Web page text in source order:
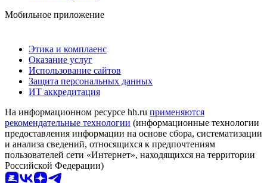
Мобильное приложение
Этика и комплаенс
Оказание услуг
Использование сайтов
Защита персональных данных
ИТ аккредитация
На информационном ресурсе hh.ru применяются
рекомендательные технологии (информационные технологии
предоставления информации на основе сбора, систематизации
и анализа сведений, относящихся к предпочтениям
пользователей сети «Интернет», находящихся на территории
Российской Федерации)